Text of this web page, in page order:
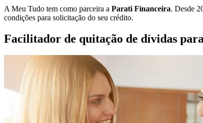
A Meu Tudo tem como parceira a Parati Financeira. Desde
condições para solicitação do seu crédito.
Facilitador de quitação de dívidas